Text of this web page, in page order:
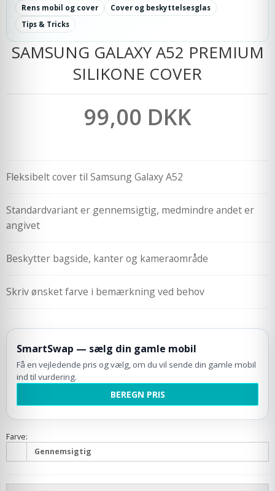
Rens mobil og cover
Cover og beskyttelsesglas
Tips & Tricks
SAMSUNG GALAXY A52 PREMIUM
SILIKONE COVER
99,00 DKK
Fleksibelt cover til Samsung Galaxy A52
Standardvariant er gennemsigtig, medmindre andet er
angivet
Beskytter bagside, kanter og kameraområde
Skriv ønsket farve i bemærkning ved behov
SmartSwap — sælg din gamle mobil
Få en vejledende pris og vælg, om du vil sende din gamle mobil
ind til vurdering.
BEREGN PRIS
Farve:
Gennemsigtig